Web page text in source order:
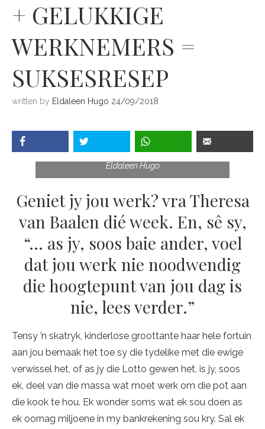
+ GELUKKIGE
WERKNEMERS =
SUKSESRESEP
written by Eldaleen Hugo 24/09/2018
Redakteur
Eldaleen Hugo
Geniet jy jou werk? vra Theresa
van Baalen dié week. En, sê sy,
“… as jy, soos baie ander, voel
dat jou werk nie noodwendig
die hoogtepunt van jou dag is
nie, lees verder.”
Tensy ’n skatryk, kinderlose groottante haar hele fortuin
aan jou bemaak het toe sy die tydelike met die ewige
verwissel het, of as jy die Lotto gewen het, is jy, soos
ek, deel van die massa wat moet werk om die pot aan
die kook te hou. Ek wonder soms wat ek sou doen as
ek oornag miljoene in my bankrekening sou kry. Sal ek